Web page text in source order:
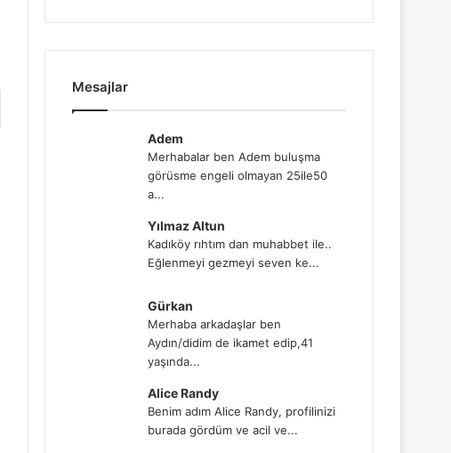
Mesajlar
Adem
Merhabalar ben Adem buluşma
görüsme engeli olmayan 25ile50
a...
Yılmaz Altun
Kadıköy rıhtım dan muhabbet ile..
Eğlenmeyi gezmeyi seven ke...
Gürkan
Merhaba arkadaşlar ben
Aydın/didim de ikamet edip,41
yaşında...
Alice Randy
Benim adım Alice Randy, profilinizi
burada gördüm ve acil ve...